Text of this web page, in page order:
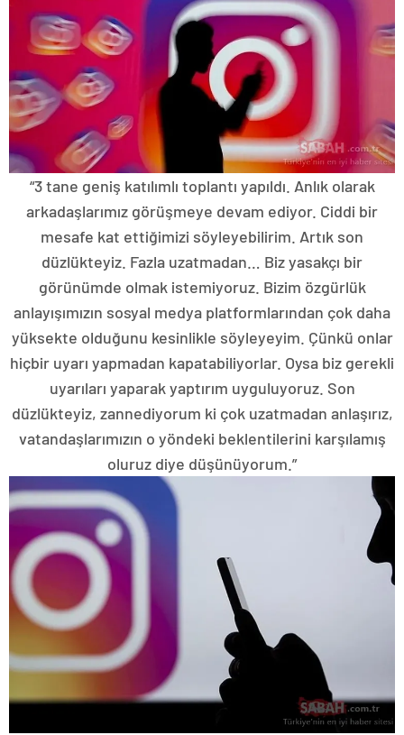
“3 tane geniş katılımlı toplantı yapıldı. Anlık olarak
arkadaşlarımız görüşmeye devam ediyor. Ciddi bir
mesafe kat ettiğimizi söyleyebilirim. Artık son
düzlükteyiz. Fazla uzatmadan… Biz yasakçı bir
görünümde olmak istemiyoruz. Bizim özgürlük
anlayışımızın sosyal medya platformlarından çok daha
yüksekte olduğunu kesinlikle söyleyeyim. Çünkü onlar
hiçbir uyarı yapmadan kapatabiliyorlar. Oysa biz gerekli
uyarıları yaparak yaptırım uyguluyoruz. Son
düzlükteyiz, zannediyorum ki çok uzatmadan anlaşırız,
vatandaşlarımızın o yöndeki beklentilerini karşılamış
oluruz diye düşünüyorum.”